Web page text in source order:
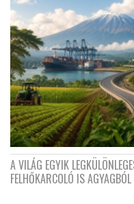
A VILÁG EGYIK
FELHŐKARCOLÓ IS AGYAGBÓL